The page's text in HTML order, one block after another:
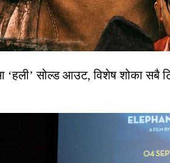
‘हली’ सोल्ड आउट, विशेष शोका सबै